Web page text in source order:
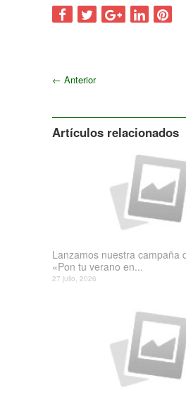
← Anterior
Artículos relacionados
Lanzamos nuestra campaña
«Pon tu verano en...
27 julio, 2026